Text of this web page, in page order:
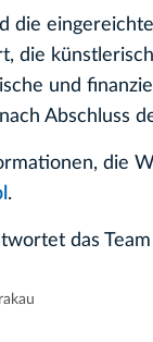
die
die
und
Abschluss
die
.
das